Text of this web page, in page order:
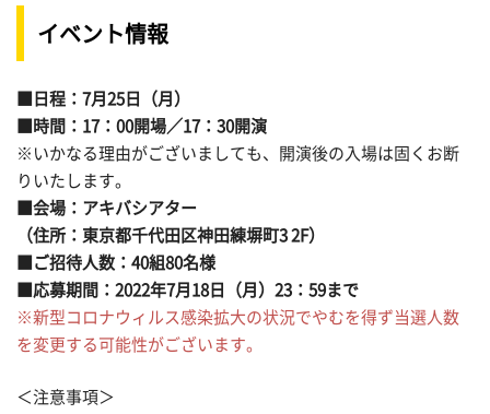
イベント情報
■日程：7月25日（月）
■時間：17：00開場／17：30開演
※いかなる理由がございましても、開演後の入場は固くお断
りいたします。
■会場：アキバシアター
（住所：東京都千代田区神田練塀町3 2F）
■ご招待人数：40組80名様
■応募期間：2022年7月18日（月）23：59まで
※新型コロナウィルス感染拡大の状況でやむを得ず当選人数
を変更する可能性がございます。
＜注意事項＞